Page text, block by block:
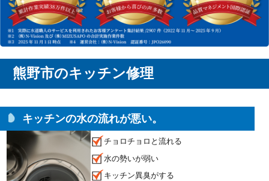
熊野市のキッチン修理
キッチンの水の流れが悪い。
チョロチョロと流れる
水の勢いが弱い
キッチン異臭がする